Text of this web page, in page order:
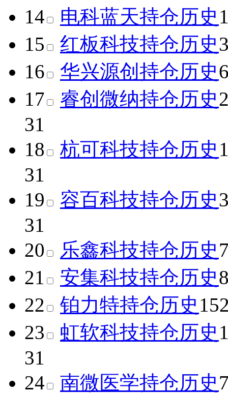
14
电科蓝天持仓历史
15
红板科技持仓历史
16
华兴源创持仓历史
17
睿创微纳持仓历史
31
18
杭可科技持仓历史
31
19
容百科技持仓历史
31
20
乐鑫科技持仓历史
21
安集科技持仓历史
22
铂力特持仓历史
23
虹软科技持仓历史
31
24
南微医学持仓历史